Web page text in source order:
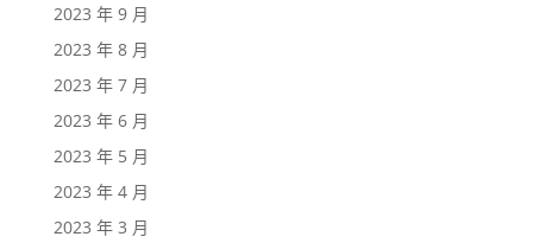
2023 年 9 月
2023 年 8 月
2023 年 7 月
2023 年 6 月
2023 年 5 月
2023 年 4 月
2023 年 3 月